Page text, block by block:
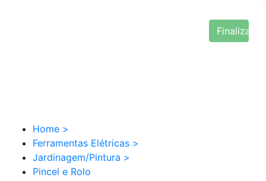
Finalizar
Home >
Ferramentas Elétricas >
Jardinagem/Pintura >
Pincel e Rolo